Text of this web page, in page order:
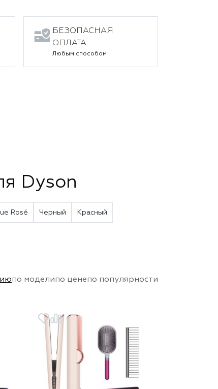
БЕЗОПАСНАЯ
ОПЛАТА
Любым способом
Dyson
Rosé Черный Красный
по моделипо ценепо популярности